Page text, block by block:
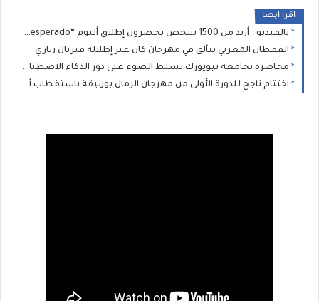
اقرا ايضا
بالفيديو : أزيد من 1500 شخص يحضرون إطلاق ألبوم “Desperado” لـ STORMY
القفطان المغربي يتألق في مهرجان كان عبر إطلالة فيريال زياري
محاضرة بجامعة نيويورك تسلط الضوء على دور الذكاء الاصطناعي في نشر الكراهية
اختتام ناجح للدورة الأولى من مهرجان الرمال بوزنيقة باستقطاب أزيد من 80 ألف متفرج خلال يومين